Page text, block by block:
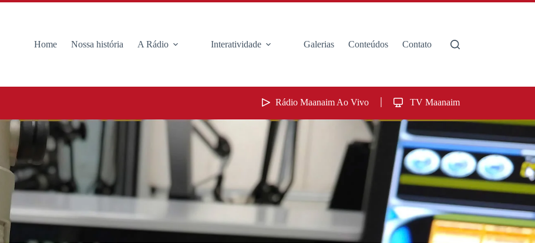
Home Nossa história A Rádio Interatividade Galerias Conteúdos Contato
Rádio Maanaim Ao Vivo TV Maanaim